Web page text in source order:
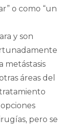
o como “un
y son
metástasis
áreas del
pero se